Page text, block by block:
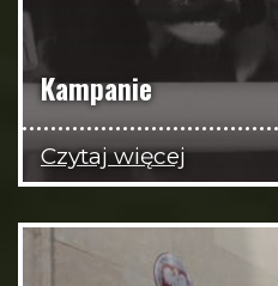
Kampanie
Czytaj więcej